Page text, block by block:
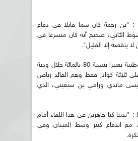
: "بن رحمة كان سما قاتلا في دفاع
الثاني، صحيح أنه كان متسرعا في
ينقصه إلا القليل".
وعرفت التشكيلة الوطنية تغييرا بنسبة 80 بالمائة خلال ودية
على ثلاثة كوادر فقط وهم القائد رياض
ماندي ورامي بن سبعيني، الذي
"بدنيا كنا جاهزين في هذا اللقاء أمام
مع اندفاع كبير وسط الميدان وفي